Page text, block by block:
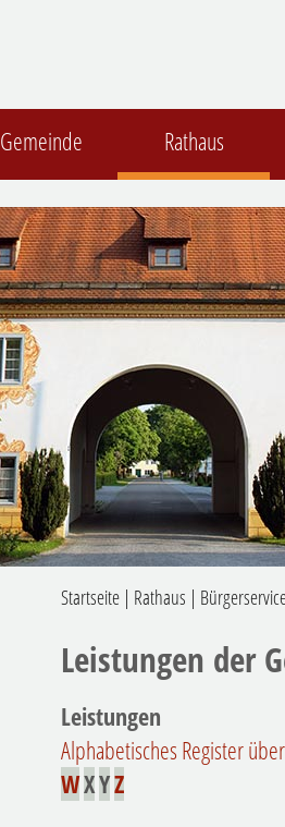
Gemeinde Rathaus
Startseite | Rathaus |
Leistungen der
Leistungen
Alphabetisches Register
WXYZ